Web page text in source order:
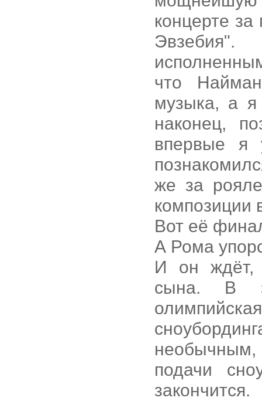
концерте
что
музыка, а
наконец,
впервые я
же за
композиции
Вот её
А Рома
И он ждёт,
сына. В
необычным,
подачи
закончится.